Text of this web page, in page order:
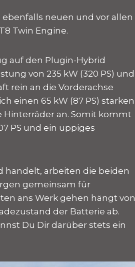
neuen und vor allen
Twin Engine.
auf den Plugin-Hybrid
von 235 kW (320 PS) und
rein an die Vorderachse
einen 65 kW (87 PS) starken
an. Somit kommt
PS und ein üppiges
handelt, arbeiten die beiden
gemeinsam für
ans Werk gehen hängt von
der Batterie ab.
Du Dir darüber stets ein